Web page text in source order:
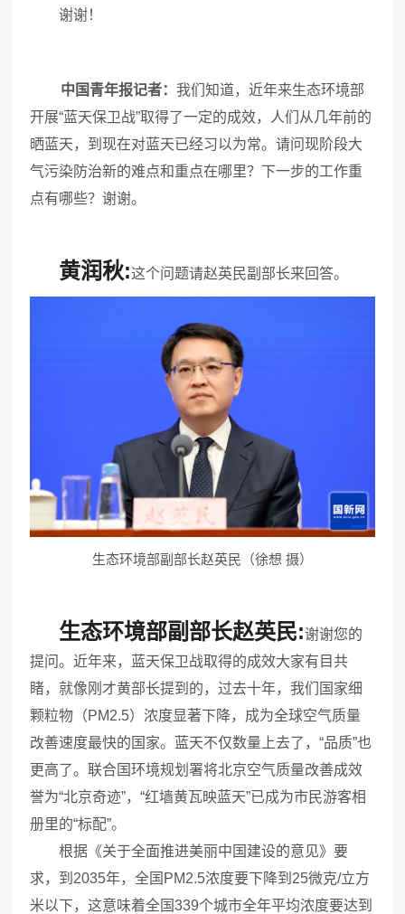
谢谢！
中国青年报记者：我们知道，近年来生态环境部
开展“蓝天保卫战”取得了一定的成效，人们从几年前的
晒蓝天，到现在对蓝天已经习以为常。请问现阶段大
气污染防治新的难点和重点在哪里？ 下一步的工作重
点有哪些？谢谢。
黄润秋:这个问题请赵英民副部长来回答。
生态环境部副部长赵英民（徐想 摄）
生态环境部副部长赵英民:谢谢您的
提问。近年来，蓝天保卫战取得的成效大家有目共
睹，就像刚才黄部长提到的，过去十年，我们国家细
颗粒物（PM2.5）浓度显著下降，成为全球空气质量
改善速度最快的国家。蓝天不仅数量上去了，“品质”也
更高了。联合国环境规划署将北京空气质量改善成效
誉为“北京奇迹”，“红墙黄瓦映蓝天”已成为市民游客相
册里的“标配”。
根据《关于全面推进美丽中国建设的意见》要
求，到2035年，全国PM2.5浓度要下降到25微克/立方
米以下，这意味着全国339个城市全年平均浓度要达到